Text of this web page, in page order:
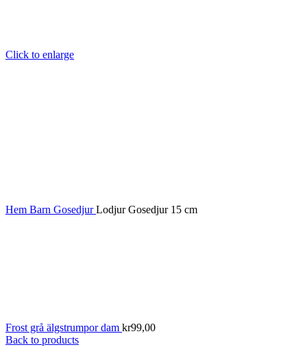
Click to enlarge
Hem Barn GosedjurLodjur Gosedjur 15 cm
Frost grå älgstrumpor dam kr99,00
Back to products